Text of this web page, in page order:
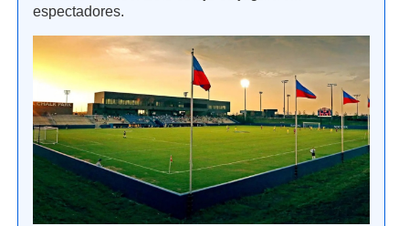
espectadores.